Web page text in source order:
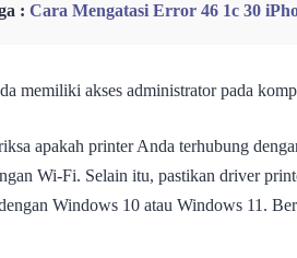
: Cara Mengatasi Error 46 1c 30
memiliki akses administrator pada
apakah printer Anda terhubung
Wi-Fi. Selain itu, pastikan driver
Windows 10 atau Windows 11.